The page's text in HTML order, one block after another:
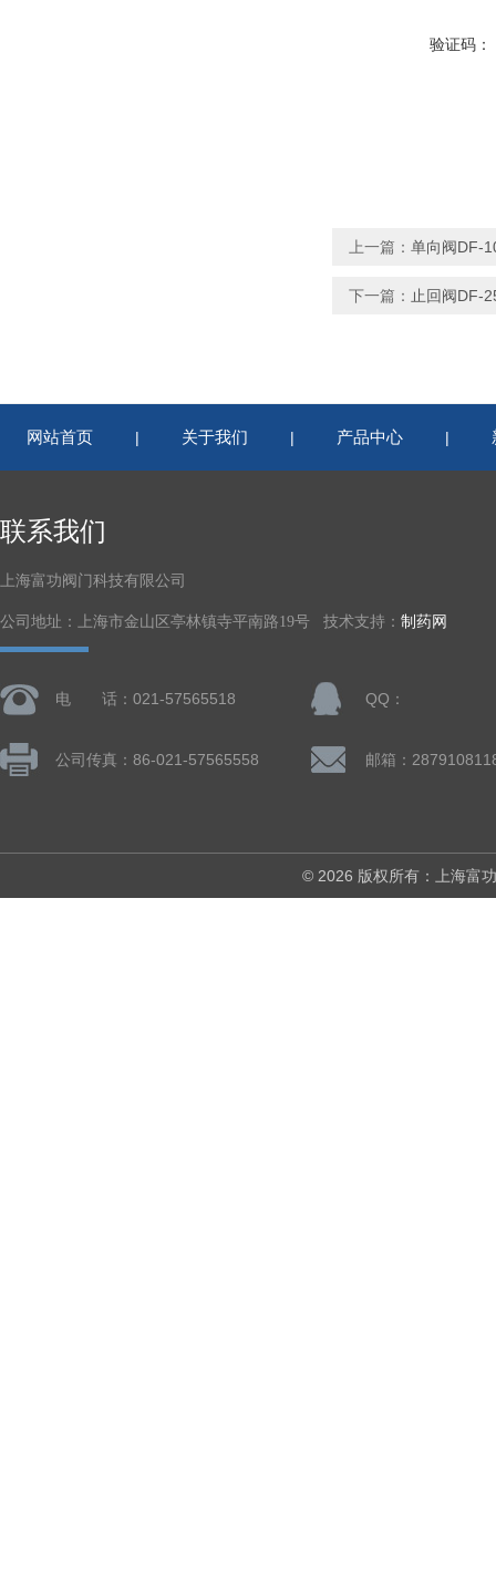
验证码：
上一篇： 单向阀DF-
下一篇： 止回阀DF-
网站首页 | 关于我们 | 产品中心 |
联系我们
上海富功阀门科技有限公司
公司地址：上海市金山区亭林镇寺平南路19号 技术支持： 制药网
电 话：021-57565518 QQ：
公司传真：86-021-57565558 邮箱：
© 2026 版权所有：上海富